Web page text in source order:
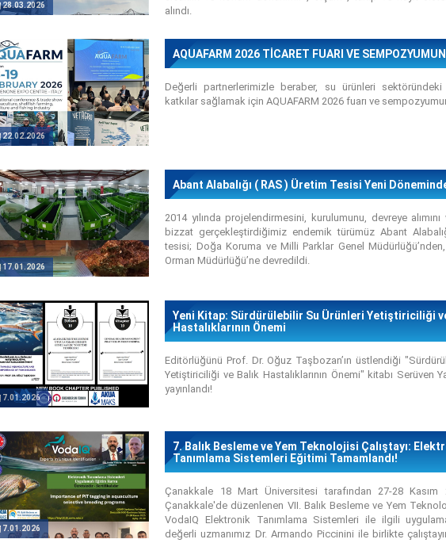
28.03.2026
alındı.
22.02.2026
AQUAFARM 2026 TİCARET FUARI VE
Değerli partnerlerimizle beraber, su ürünleri
katkılar sağlamak için AQUAFARM 2026 fuarı ve
17.01.2026
Abant Alabalığı ( RAS ) Üretim Tesisi Yeni
2014 yılında projelendirmesini, kurulumunu, devreye
bizzat gerçekleştirdiğimiz endemik türümüz Abant
tesisi; Doğa Koruma ve Milli Parklar Genel
Orman Müdürlüğü’ne devredildi.
7.01.2026
Yeni Kitap: Sürdürülebilir Su Ürünleri Yetiştiriciliği
Hastalıklarının Önemi
Editörlüğünü Prof. Dr. Oğuz Taşbozan’ın üstlendiği
Yetiştiriciliği ve Balık Hastalıklarının Önemi" kitabı Serüven
yayınlandı!
7.01.2026
7. Balık Besleme ve Yem Teknolojisi Çalıştayı:
Tanımlama Sistemleri Eğitimi Tamamlandı!
Çanakkale 18 Mart Üniversitesi tarafından 27-28 Kasım
Çanakkale'de düzenlenen VII. Balık Besleme ve Yem
VodaIQ Elektronik Tanımlama Sistemleri ile ilgili
değerli uzmanımız Dr. Armando Piccinini ile birlikte